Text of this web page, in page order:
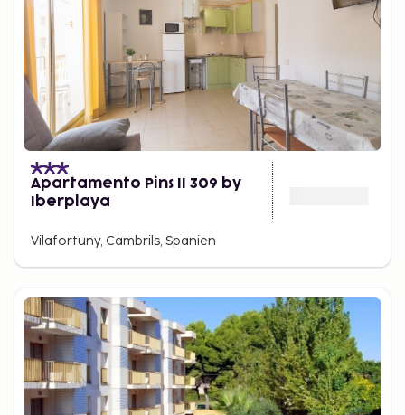
Apartamento Pins II 309 by
Iberplaya
Vilafortuny, Cambrils, Spanien